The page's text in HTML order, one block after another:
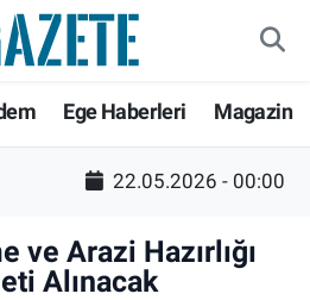
Ege Haberleri Magazin
22.05.2026 - 00:00
ve Arazi Hazırlığı
Alınacak
Haritası